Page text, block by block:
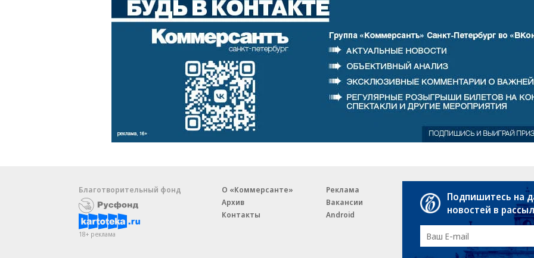
Благотворительный фонд
18+ реклама
О «Коммерсанте»
Архив
Контакты
Реклама
Вакансии
Android
Правовая информация
E-mail рассылки
Подпишитесь на
новостей в